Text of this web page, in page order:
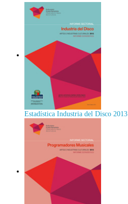
Estadística Industria del Disco 2013